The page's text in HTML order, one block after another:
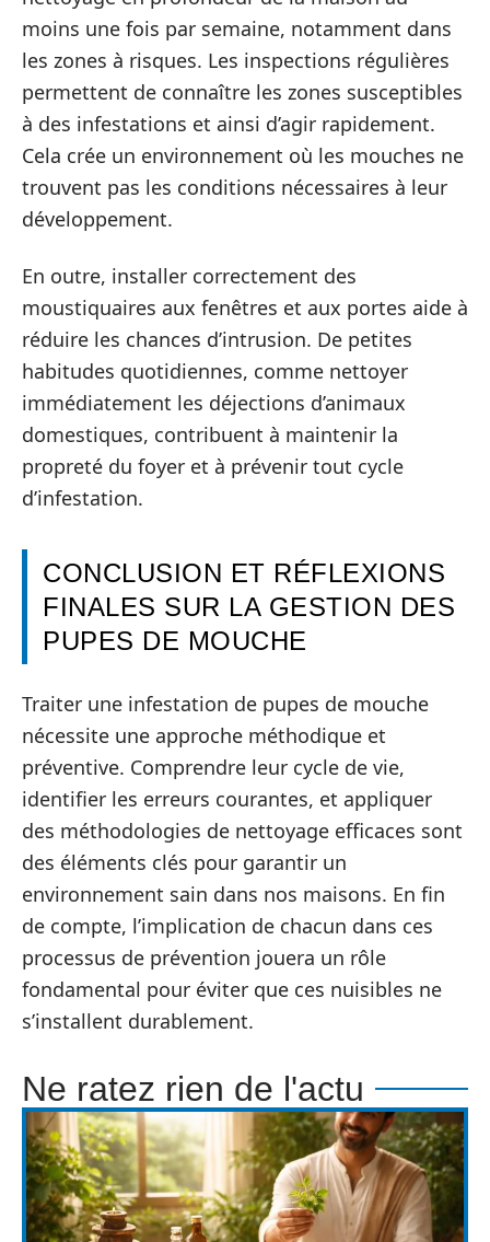
moins une fois par semaine, notamment dans
les zones à risques. Les inspections régulières
permettent de connaître les zones susceptibles
à des infestations et ainsi d’agir rapidement.
Cela crée un environnement où les mouches ne
trouvent pas les conditions nécessaires à leur
développement.
En outre, installer correctement des
moustiquaires aux fenêtres et aux portes aide à
réduire les chances d’intrusion. De petites
habitudes quotidiennes, comme nettoyer
immédiatement les déjections d’animaux
domestiques, contribuent à maintenir la
propreté du foyer et à prévenir tout cycle
d’infestation.
CONCLUSION ET RÉFLEXIONS
FINALES SUR LA GESTION DES
PUPES DE MOUCHE
Traiter une infestation de pupes de mouche
nécessite une approche méthodique et
préventive. Comprendre leur cycle de vie,
identifier les erreurs courantes, et appliquer
des méthodologies de nettoyage efficaces sont
des éléments clés pour garantir un
environnement sain dans nos maisons. En fin
de compte, l’implication de chacun dans ces
processus de prévention jouera un rôle
fondamental pour éviter que ces nuisibles ne
s’installent durablement.
Ne ratez rien de l'actu